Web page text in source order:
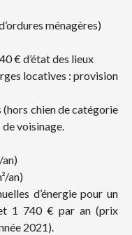
ménagères)
€ d’état des lieux
locatives : provision
chien de catégorie
voisinage.
an)
d’énergie pour un
1 740 € par an (prix
2021).